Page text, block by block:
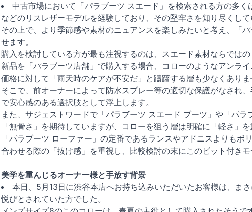
中古市場において「パラブーツ スエード」を検索される方の多
などのリスレザーモデルを経験しており、その堅牢さを知り尽くして
その上で、より季節感や素材のニュアンスを楽しみたいと考え、「
せます。
購入を検討している方が最も注視するのは、スエード素材ならでは
新品を「パラブーツ店舗」で購入する場合、コローのようなアンラ
価格に対して「雨天時のケアが不安だ」と躊躇する層も少なくありま
そこで、前オーナーによって防水スプレー等の適切な保護がなされ
で安心感のある選択肢として浮上します。
また、サジェストワードで「パラブーツ スエード ブーツ」や「パ
「無骨さ」を期待していますが、コローを狙う層は明確に「軽さ」を
「パラブーツ ローファー」の定番であるランスやアドニスよりも
合わせる際の「抜け感」を重視し、比較検討の末にこのビット付きモ
美学を重んじるオーナー様と手放す背景
本日、5月13日に渋谷本店へお持ち込みいただいたお客様は、ま
悦びとされていた方でした。